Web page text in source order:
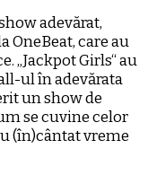
adevărat,
OneBeat, care au
„Jackpot Girls“ au
ul în adevărata
un show de
se cuvine celor
(în)cântat vreme